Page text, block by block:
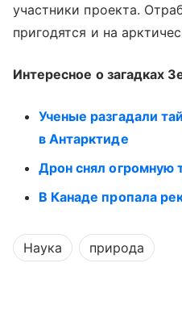
участники проекта.
пригодятся и на
Интересное о загадках
Ученые разгадали
в Антарктиде
Дрон снял огромную
В Канаде пропала
Наука природа